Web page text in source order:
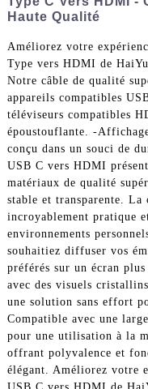
Haute Qualité
Améliorez votre
Type vers HDMI de
Notre câble de qualité
appareils compatibles
téléviseurs compatibles
époustouflante. -
conçu dans un souci de
USB C vers HDMI
matériaux de qualité
stable et transparente.
incroyablement pratique
environnements
souhaitiez diffuser vos
préférés sur un écran
avec des visuels
une solution sans effort
Compatible avec une
pour une utilisation à la
offrant polyvalence et
élégant. Améliorez votre